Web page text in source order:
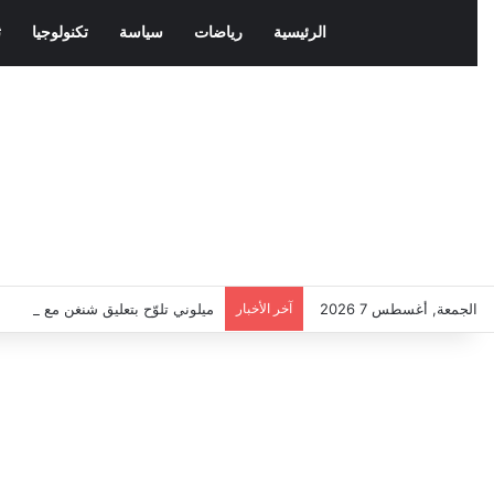
الرئيسية رياضات سياسة تكنولوجيا
الجمعة, أغسطس 7 2026 آخر الأخبار ميلوني تلوّح بتعليق شنغن مع